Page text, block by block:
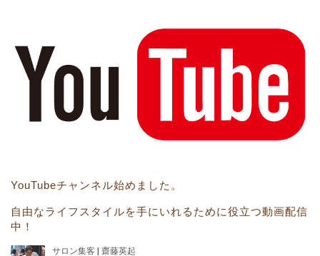
YouTubeチャンネル始めました。
自由なライフスタイルを手にいれるために役立つ動画配信
中！